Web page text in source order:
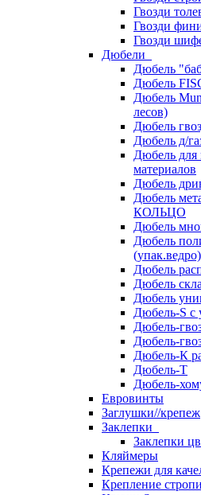
Гвозди
Гвозди
Гвозди
Дюбели
Дюбель
Дюбель
Дюбель
лесов)
Дюбель
Дюбель д/
Дюбель для
материалов
Дюбель
Дюбель
КОЛЬЦО
Дюбель
Дюбель
(упак.ведро)
Дюбель
Дюбель
Дюбель
Дюбель-S с
Дюбель-
Дюбель-
Дюбель-К
Дюбель-Т
Дюбель-
Евровинты
Заглушки//крепеж
Заклепки
Заклепки
Кляймеры
Крепежи для
Крепление